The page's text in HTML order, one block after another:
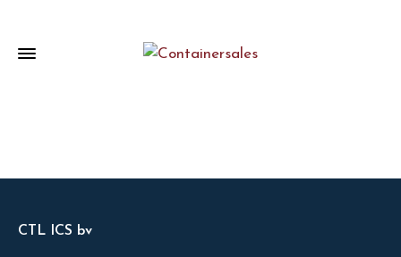
CTL ICS bv